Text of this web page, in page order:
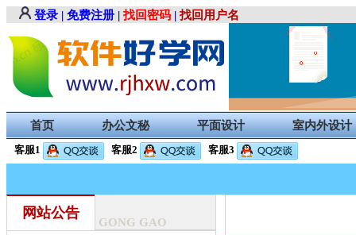
登录 | 免费注册 | 找回密码 | 找回用户名
首页 办公文秘 平面设计 室内外设计
客服1 客服2 客服3
网站公告
GONG GAO